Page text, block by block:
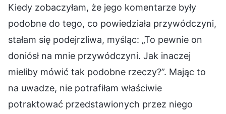
Kiedy zobaczyłam, że jego komentarze były
podobne do tego, co powiedziała przywódczyni,
stałam się podejrzliwa, myśląc: „To pewnie on
doniósł na mnie przywódczyni. Jak inaczej
mieliby mówić tak podobne rzeczy?”. Mając to
na uwadze, nie potrafiłam właściwie
potraktować przedstawionych przez niego